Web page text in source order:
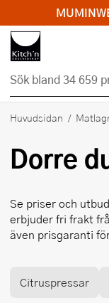
Hopp till
Huvudsidan
Dorre
Se priser och
erbjuder fri frakt
även prisgaranti
Citruspressar